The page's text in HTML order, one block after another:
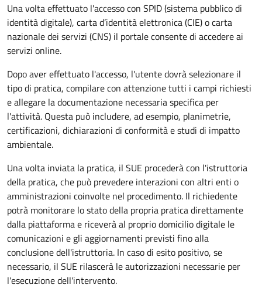
Una volta effettuato l'accesso con SPID (sistema pubblico di
identità digitale), carta d’identità elettronica (CIE) o carta
nazionale dei servizi (CNS) il portale consente di accedere ai
servizi online.
Dopo aver effettuato l'accesso, l'utente dovrà selezionare il
tipo di pratica, compilare con attenzione tutti i campi richiesti
e allegare la documentazione necessaria specifica per
l'attività. Questa può includere, ad esempio, planimetrie,
certificazioni, dichiarazioni di conformità e studi di impatto
ambientale.
Una volta inviata la pratica, il SUE procederà con l'istruttoria
della pratica, che può prevedere interazioni con altri enti o
amministrazioni coinvolte nel procedimento. Il richiedente
potrà monitorare lo stato della propria pratica direttamente
dalla piattaforma e riceverà al proprio domicilio digitale le
comunicazioni e gli aggiornamenti previsti fino alla
conclusione dell'istruttoria. In caso di esito positivo, se
necessario, il SUE rilascerà le autorizzazioni necessarie per
l'esecuzione dell'intervento.